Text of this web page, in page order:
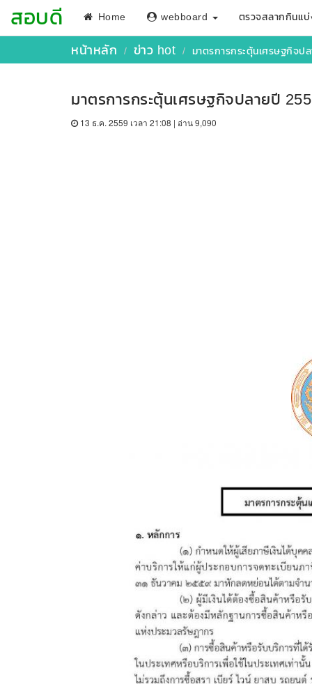
สอบดี Home webboard ตรวจสลากกินแ
หน้าหลัก ข่าว hot มาตรการกระตุ้นเศรษฐกิจป
มาตรการกระตุ้นเศรษฐกิจปลายปี
13 ธ.ค. 2559 เวลา 21:08 | อ่าน 9,090